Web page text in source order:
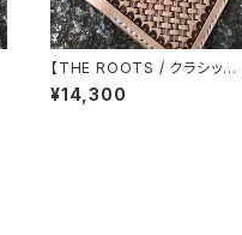
【THE ROOTS / クラシック】i
Phone各種対応 手帳型ケー
ス バスケットスタンピング レ
¥14,300